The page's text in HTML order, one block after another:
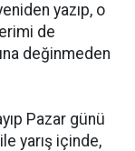
yazıp, o
de
değinmeden
Pazar günü
yarış içinde,